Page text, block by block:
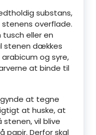
substans,
overflade.
eller en
stenen dækkes
og syre,
at binde til
at tegne
at huske, at
vil blive
papir. Derfor skal